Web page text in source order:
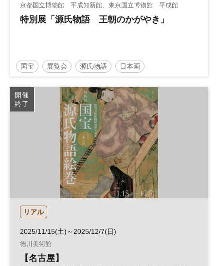
京都国立博物館 平成知新館、東京国立博物館 平成館
特別展「源氏物語 王朝のかがやき」
国宝 展覧会 源氏物語 日本画
東京国立博物館
京都国立博物館
開催
終了
リアル
2025/11/15(土)～2025/12/7(日)
徳川美術館
【名古屋】